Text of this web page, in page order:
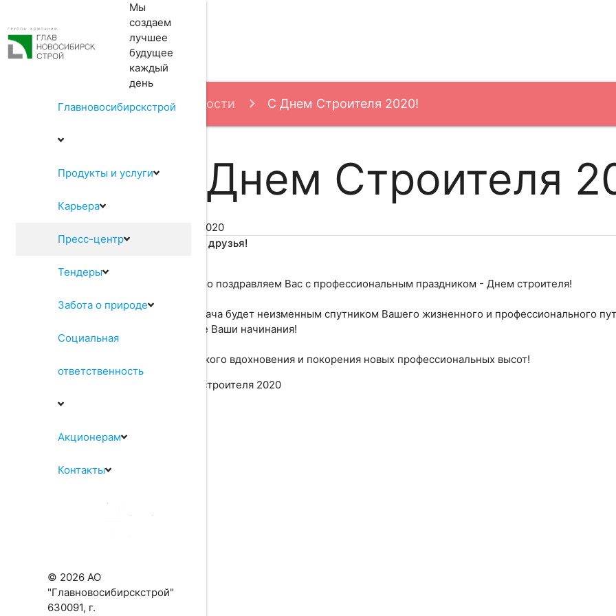
Мы
создаем
лучшее
будущее
каждый
день
Главновосибирскстрой
Продукты и услуги
Карьера
Пресс-центр
Тендеры
Забота о природе
Социальная
ответственность
Акционерам
Контакты
© 2026 АО
"Главновосибирскстрой"
630091, г.
Пресс-центр Новости С Днем Строителя 2020!
С Днем Строителя
10.08.2020
Дорогие друзья!
Сердечно поздравляем Вас с профессиональным праздником - Днем строителя!
Пусть удача будет неизменным спутником Вашего жизненного и профессионального
ждет все Ваши начинания!
Творческого вдохновения и покорения новых профессиональных высот!